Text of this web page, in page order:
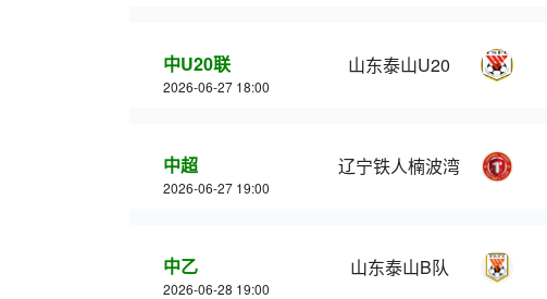
中U20联
2026-06-27 18:00
山东泰山U20
中超
2026-06-27 19:00
辽宁铁人楠波湾
中乙
2026-06-28 19:00
山东泰山B队